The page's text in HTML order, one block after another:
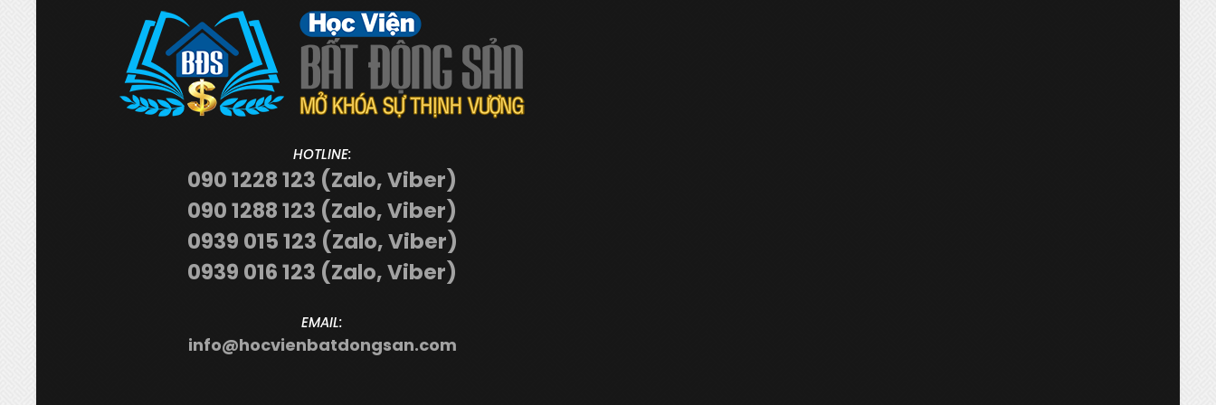
HOTLINE:
090 1228 123 (Zalo, Viber)
090 1288 123 (Zalo, Viber)
0939 015 123 (Zalo, Viber)
0939 016 123 (Zalo, Viber)
EMAIL:
info@hocvienbatdongsan.com